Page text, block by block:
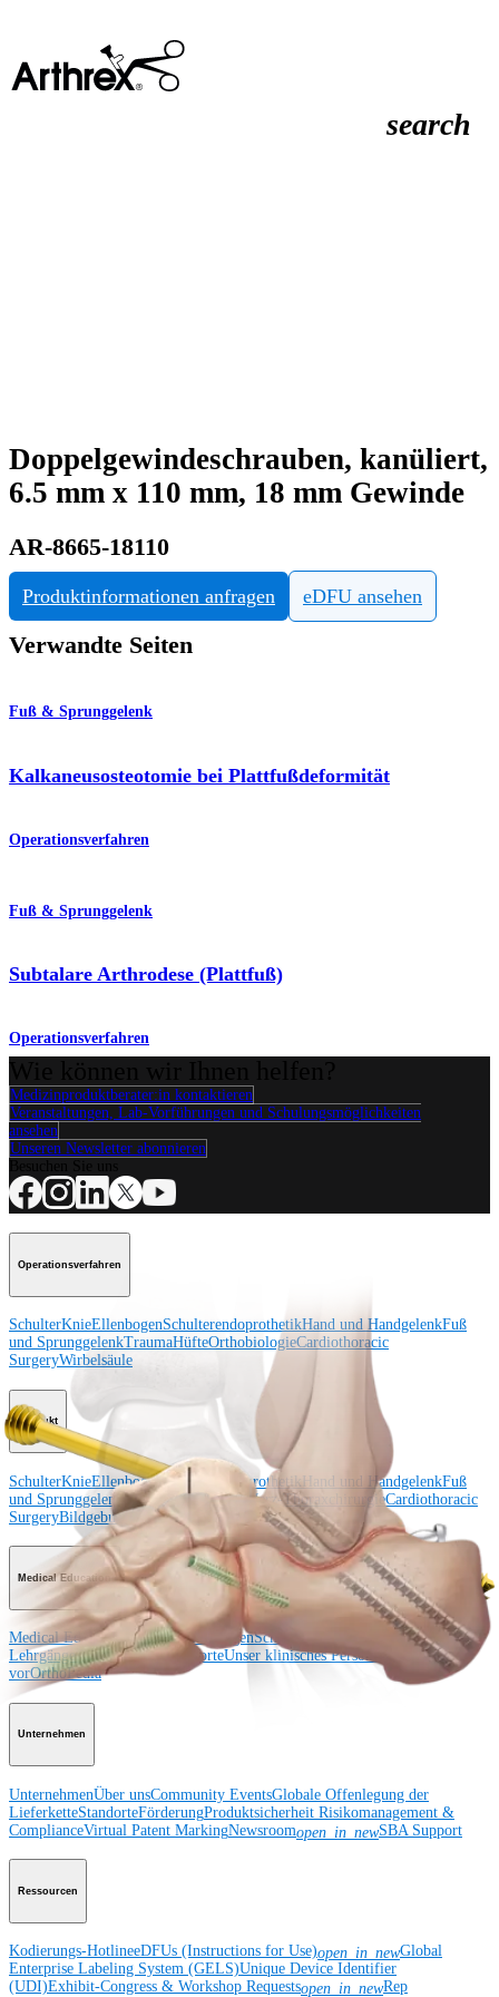
search
Doppelgewindeschrauben, kanüliert,
6.5 mm x 110 mm, 18 mm Gewinde
AR-8665-18110
Produktinformationen anfragen eDFU ansehen
Verwandte Seiten
Fuß & Sprunggelenk
Kalkaneusosteotomie bei Plattfußdeformität
Operationsverfahren
Fuß & Sprunggelenk
Subtalare Arthrodese (Plattfuß)
Operationsverfahren
Medizinproduktberater:in kontaktieren
Veranstaltungen, Lab-Vorführungen und Schulungsmöglichkeiten
ansehen
Unseren Newsletter abonnieren
Operationsverfahren
SchulterKnieEllenbogenSchulterendoprothetikHand und HandgelenkFuß
und SprunggelenkTraumaHüfteOrthobiologieCardiothoracic
SurgeryWirbelsäule
Produkt
SchulterKnieEllenbogenSchulterendoprothetikHand und HandgelenkFuß
und SprunggelenkHüfteOrthobiologie Herz-ThoraxchirurgieCardiothoracic
SurgeryBildgebung & Resektion
Medical Education
Medical Education KursbeschreibungenSchulungen &
LehrgängeArthroLab™-StandorteUnser klinisches Personal stellt sich
vorOrthoPedia
Unternehmen
UnternehmenÜber unsCommunity EventsGlobale Offenlegung der
LieferketteStandorteFörderungProduktsicherheit Risikomanagement &
ComplianceVirtual Patent MarkingNewsroomopen_in_newSBA Support
Ressourcen
Kodierungs-HotlineeDFUs (Instructions for Use)open_in_newGlobal
Enterprise Labeling System (GELS)Unique Device Identifier
(UDI)Exhibit-Congress & Workshop Requestsopen_in_newRep